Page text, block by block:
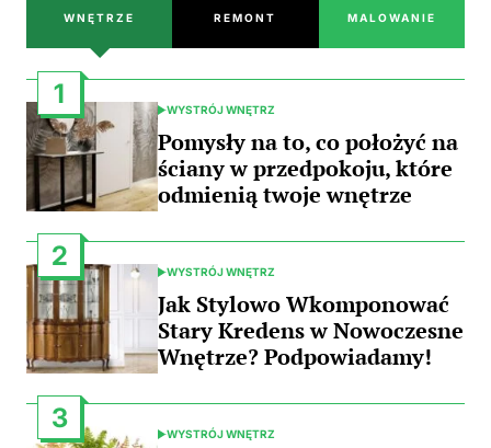
WNĘTRZE REMONT MALOWANIE
1
POSTED
IN
WYSTRÓJ WNĘTRZ
Pomysły na to, co położyć na
ściany w przedpokoju, które
odmienią twoje wnętrze
2
POSTED
IN
WYSTRÓJ WNĘTRZ
Jak Stylowo Wkomponować
Stary Kredens w Nowoczesne
Wnętrze? Podpowiadamy!
3
POSTED
WYSTRÓJ WNĘTRZ